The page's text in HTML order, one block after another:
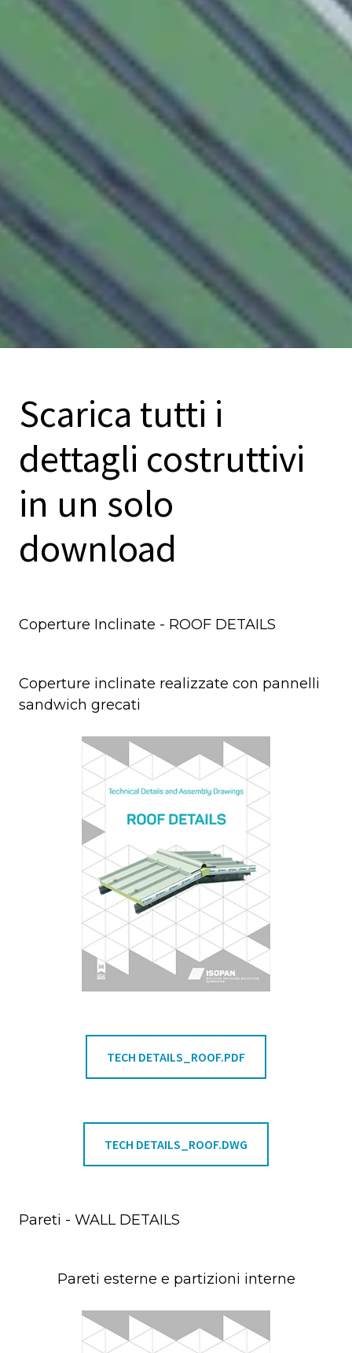
Scarica tutti i
dettagli costruttivi
in un solo
download
Coperture Inclinate - ROOF DETAILS
Coperture inclinate realizzate con pannelli
sandwich grecati
TECH DETAILS_ROOF.PDF
TECH DETAILS_ROOF.DWG
Pareti - WALL DETAILS
Pareti esterne e partizioni interne